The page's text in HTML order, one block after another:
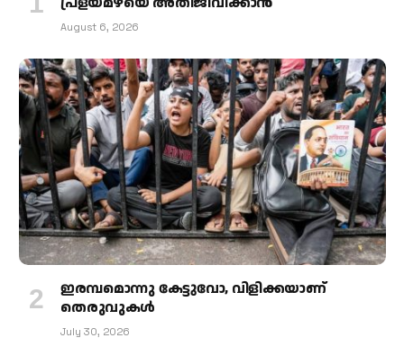
August 6, 2026
ഇരമ്പമൊന്നു കേട്ടുവോ, വിളിക്കയാണ്
തെരുവുകള്‍
July 30, 2026